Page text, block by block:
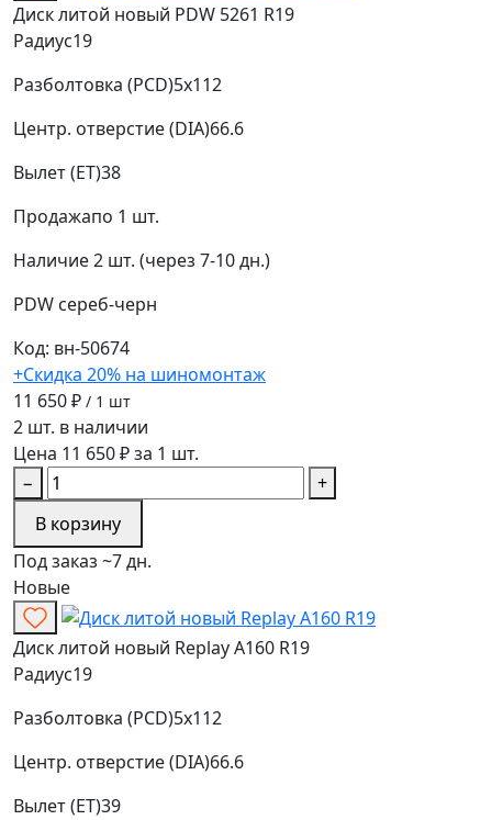
Диск литой новый PDW 5261 R19
Радиус19
Разболтовка (PCD)5x112
Центр. отверстие (DIA)66.6
Вылет (ET)38
Продажапо 1 шт.
Наличие2 шт. (через 7-10 дн.)
PDW сереб-черн
Код: вн-50674
+Скидка 20% на шиномонтаж
11 650 ₽ / 1 шт
2 шт. в наличии
Цена 11 650 ₽ за 1 шт.
−
+
В корзину
Под заказ ~7 дн.
Новые
Диск литой новый Replay A160 R19
Радиус19
Разболтовка (PCD)5x112
Центр. отверстие (DIA)66.6
Вылет (ET)39